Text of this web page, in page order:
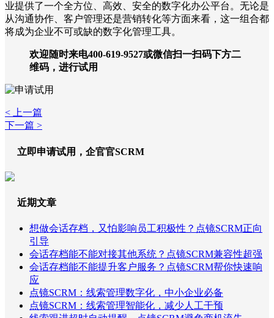
业提供了一个全方位、高效、安全的数字化办公平台。无论是
从沟通协作、客户管理还是营销转化等方面来看，这一组合都
将成为企业不可或缺的数字化管理工具。
欢迎随时来电400-619-9527或微信扫一扫码下方二
维码，进行试用
< 上一篇
下一篇 >
立即申请试用，企官官SCRM
近期文章
想做会话存档，又怕影响员工积极性？点镜SCRM正向
引导
会话存档能不能对接其他系统？点镜SCRM兼容性超强
会话存档能不能提升客户服务？点镜SCRM帮你快速响
应
点镜SCRM：线索管理数字化，中小企业必备
点镜SCRM：线索管理智能化，减少人工干预